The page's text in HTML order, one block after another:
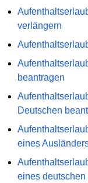
verlängern
beantragen
Deutschen
eines
eines